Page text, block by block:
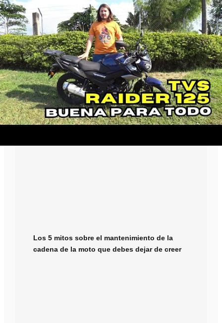
Los 5 mitos sobre el mantenimiento de la
cadena de la moto que debes dejar de creer